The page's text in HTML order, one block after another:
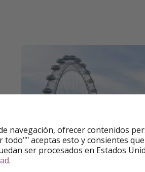
navegación, ofrecer contenidos
aceptas esto y consientes
ser procesados en Estados
.